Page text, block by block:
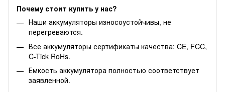
Почему стоит купить у нас?
Наши аккумуляторы износоустойчивы, не
перегреваются.
Все аккумуляторы сертификаты качества: CE, FCC,
C-Tick RoHs.
Емкость аккумулятора полностью соответствует
заявленной.